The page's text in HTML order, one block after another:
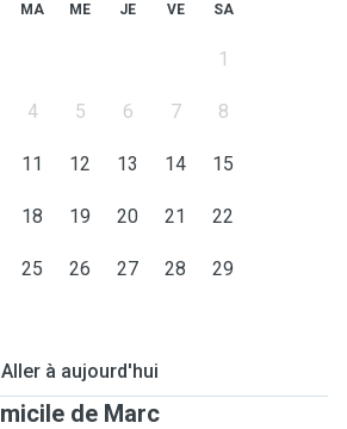
MA ME JE VE SA
1
4 5 6 7 8
11 12 13 14 15
18 19 20 21 22
25 26 27 28 29
Aller à aujourd'hui
de Marc